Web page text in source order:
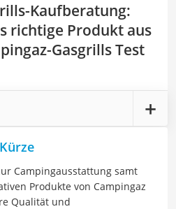
Kaufberatung:
richtige Produkt aus
Gasgrills Test
Campingausstattung samt
Produkte von Campingaz
Qualität und